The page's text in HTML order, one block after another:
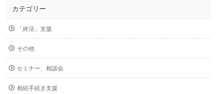
カテゴリー
「終活」支援
その他
セミナー、相談会
相続手続き支援